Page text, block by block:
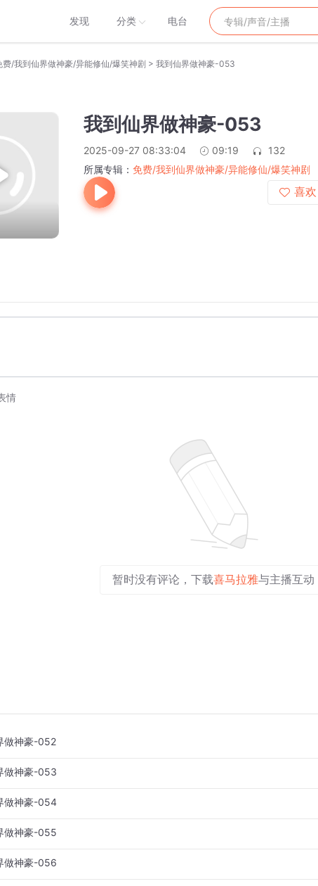
发现 分类 电台
费/我到仙界做神豪/异能修仙/爆笑神剧 > 我到仙界做神豪-053
我到仙界做神豪-053
2025-09-27 08:33:04 09:19
132
所属专辑： 免费/我到仙界做神豪/异能修仙/爆笑神剧
喜欢
情
暂时没有评论，下载喜马拉雅与主播互动
做神豪-052
做神豪-053
做神豪-054
做神豪-055
做神豪-056